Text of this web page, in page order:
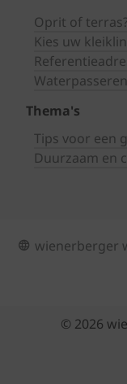
Oprit of terras?
Kies uw
Thema's
Tips voor een
Duurzaam en
wienerberger
© 2026